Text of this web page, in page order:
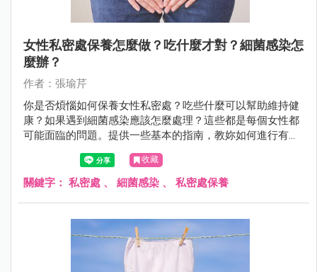
女性私密處保養怎麼做？吃什麼才對？細菌感染怎
麼辦？
作者：張瑜芹
你是否煩惱如何保養女性私密處？吃些什麼可以幫助維持健
康？如果遇到細菌感染應該怎麼處理？這些都是每個女性都
可能面臨的問題。提供一些基本的指南，教妳如何進行有效
的私密處保養，推薦適合的食物，並解答細菌感染的疑問，
讓妳能夠自信並健康地生活。
收藏
關鍵字： 私密處 、 細菌感染 、 私密處保養